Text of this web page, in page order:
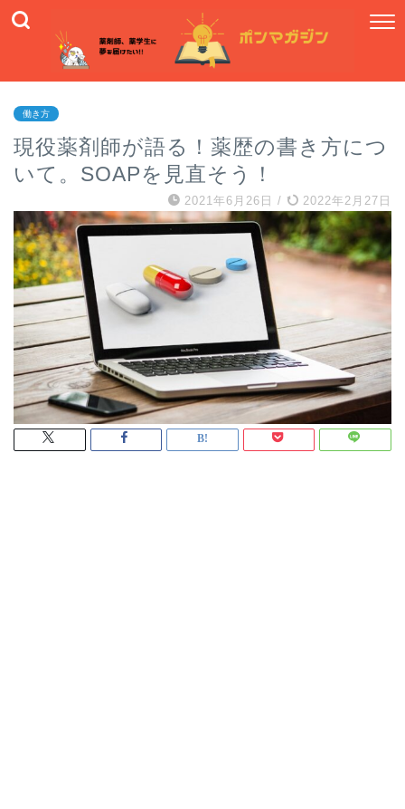
働き方
現役薬剤師が語る！薬歴の書き方につ
いて。SOAPを見直そう！
2021年6月26日 / 2022年2月27日